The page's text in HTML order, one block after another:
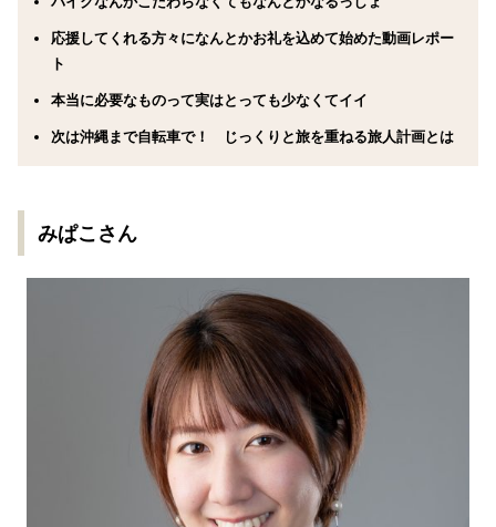
応援してくれる方々になんとかお礼を込めて始めた動画レポー
ト
本当に必要なものって実はとっても少なくてイイ
次は沖縄まで自転車で！ じっくりと旅を重ねる旅人計画とは
みぱこさん